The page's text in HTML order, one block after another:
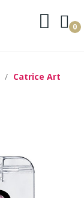
0
Catrice Art